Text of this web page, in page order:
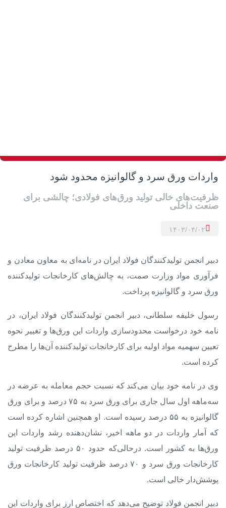
واردات ورق سرد و گالوانیزه محدود شود
ظرفیت‌های خالی تولید ورق‌های فولادی؛ چالشی برای
صنعت داخلی
۱۴۰۳/۰۴/۰۲
دبیر انجمن تولیدکنندگان فولاد ایران در نامه‌ای به معاون معادن و
فرآوری مواد وزارت صمت، به چالش‌های کارخانجات تولیدکننده
ورق سرد و گالوانیزه پرداخت.
رسول خلیفه سلطانی، دبیر انجمن تولیدکنندگان فولاد ایران، در
نامه خود درخواست محدودسازی واردات این ورق‌ها و تغییر نحوه
تعیین سهمیه مواد اولیه برای کارخانجات تولیدکننده آن‌ها را مطرح
کرده است.
وی در نامه خود بیان می‌کند که نسبت حجم معامله به عرضه در
سه‌ماهه اول سال جاری برای ورق سرد به ۷۵ درصد و برای ورق
گالوانیزه به ۵۵ درصد رسیده است. او همچنین اشاره کرده است
که آمار واردات در دو ماهه اخیر، نشان‌دهنده رشد واردات این
ورق‌ها به کشور است. درحالی‌که حدود ۵۰ درصد ظرفیت تولید
کارخانجات ورق سرد و ۷۰ درصد ظرفیت تولید کارخانجات ورق
پوشش‌دار خالی است.
دبیر انجمن فولاد توضیح می‌دهد که اختصاص ارز برای واردات این